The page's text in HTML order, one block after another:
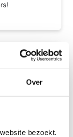
Over
bezoekt.
om 11:41 uur
meer schud